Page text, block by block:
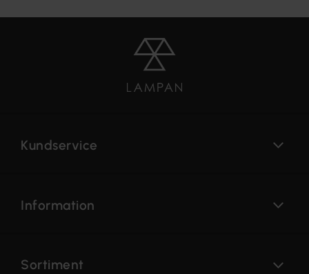
Kundservice
Information
Sortiment